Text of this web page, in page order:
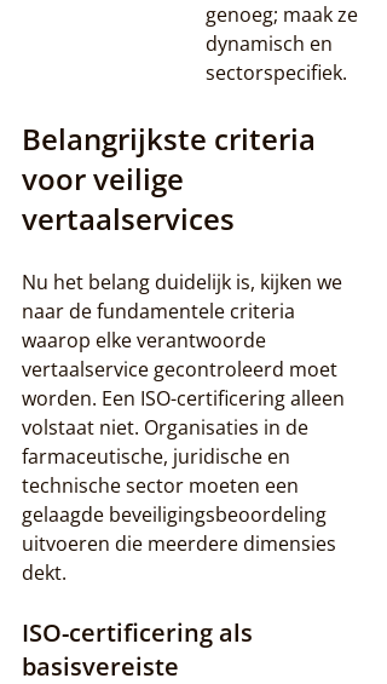
genoeg; maak ze
dynamisch en
sectorspecifiek.
Belangrijkste criteria
voor veilige
vertaalservices
Nu het belang duidelijk is, kijken we
naar de fundamentele criteria
waarop elke verantwoorde
vertaalservice gecontroleerd moet
worden. Een ISO-certificering alleen
volstaat niet. Organisaties in de
farmaceutische, juridische en
technische sector moeten een
gelaagde beveiligingsbeoordeling
uitvoeren die meerdere dimensies
dekt.
ISO-certificering als
basisvereiste